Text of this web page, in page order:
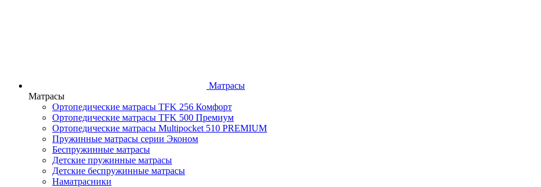
Матрасы
Матрасы
Ортопедические матрасы TFK 256 Комфорт
Ортопедические матрасы TFK 500 Премиум
Ортопедические матрасы Multipocket 510 PREMIUM
Пружинные матрасы серии Эконом
Беспружинные матрасы
Детские пружинные матрасы
Детские беспружинные матрасы
Наматрасники